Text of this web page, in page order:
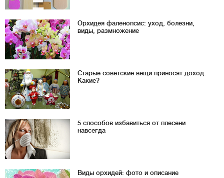
Орхидея фаленопсис: уход, болезни,
виды, размножение
Старые советские вещи приносят доход.
Какие?
5 способов избавиться от плесени
навсегда
Виды орхидей: фото и описание